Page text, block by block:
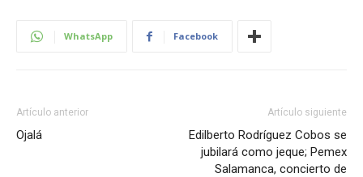
WhatsApp Facebook
Artículo anterior
Ojalá
Artículo siguiente
Edilberto Rodríguez Cobos se
jubilará como jeque; Pemex
Salamanca, concierto de